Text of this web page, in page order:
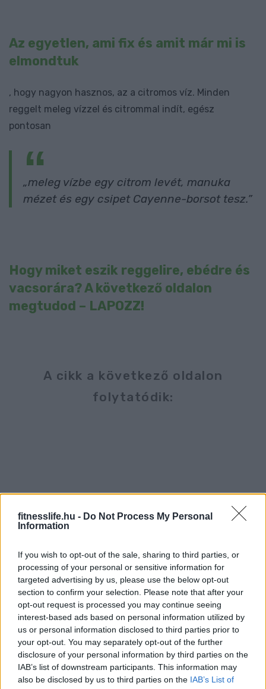
fitnesslife.hu - Do Not Process My Personal
Information
If you wish to opt-out of the sale, sharing to third parties, or
processing of your personal or sensitive information for
targeted advertising by us, please use the below opt-out
section to confirm your selection. Please note that after your
opt-out request is processed you may continue seeing
interest-based ads based on personal information utilized by
us or personal information disclosed to third parties prior to
your opt-out. You may separately opt-out of the further
disclosure of your personal information by third parties on the
IAB’s list of downstream participants. This information may
also be disclosed by us to third parties on the IAB’s List of
Az egyetlen, ami fix és amit már mi is
elmondtuk
, hogy nagyon hasznos, az a citromos víz. Minden
reggelt meleg vízzel és citrommal indít, egész
pontosan
meleg vízbe egy citrom levét, manuka
mézet és egy csipet Cayenne-borsot tesz.
Hogy miket eszik reggelire, ebédre és
vacsorára? A következő oldalon
megtudod – LAPOZZ!
A cikk a következő oldalon
folytatódik: